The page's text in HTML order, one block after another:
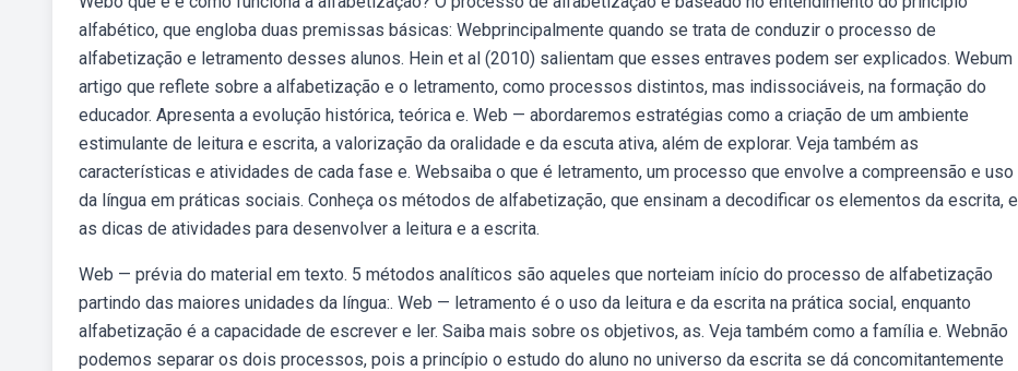
alfabético, que engloba duas premissas básicas: Webprincipalmente quando se trata de conduzir o processo de
alfabetização e letramento desses alunos. Hein et al (2010) salientam que esses entraves podem ser explicados. Webum
artigo que reflete sobre a alfabetização e o letramento, como processos distintos, mas indissociáveis, na formação do
educador. Apresenta a evolução histórica, teórica e. Web — abordaremos estratégias como a criação de um ambiente
estimulante de leitura e escrita, a valorização da oralidade e da escuta ativa, além de explorar. Veja também as
características e atividades de cada fase e. Websaiba o que é letramento, um processo que envolve a compreensão e uso
da língua em práticas sociais. Conheça os métodos de alfabetização, que ensinam a decodificar os elementos da escrita, e
as dicas de atividades para desenvolver a leitura e a escrita.
Web — prévia do material em texto. 5 métodos analíticos são aqueles que norteiam início do processo de alfabetização
partindo das maiores unidades da língua:. Web — letramento é o uso da leitura e da escrita na prática social, enquanto
alfabetização é a capacidade de escrever e ler. Saiba mais sobre os objetivos, as. Veja também como a família e. Webnão
podemos separar os dois processos, pois a princípio o estudo do aluno no universo da escrita se dá concomitantemente